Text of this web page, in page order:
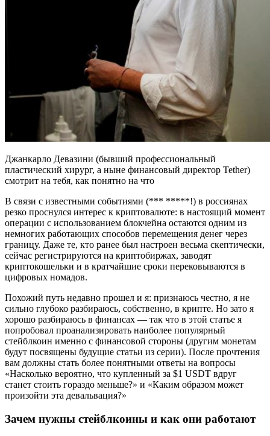
Джанкарло Девазини (бывший профессиональный
пластический хирург, а ныне финансовый директор Tether)
смотрит на тебя, как понятно на что
В связи с известными событиями (*** *****!) в россиянах
резко проснулся интерес к криптовалюте: в настоящий момент
операции с использованием блокчейна остаются одним из
немногих работающих способов перемещения денег через
границу. Даже те, кто ранее был настроен весьма скептически,
сейчас регистрируются на криптобиржах, заводят
криптокошельки и в кратчайшие сроки перековываются в
цифровых номадов.
Похожий путь недавно прошел и я: признаюсь честно, я не
сильно глубоко разбираюсь, собственно, в крипте. Но зато я
хорошо разбираюсь в финансах — так что в этой статье я
попробовал проанализировать наиболее популярный
стейблкоин именно с финансовой стороны (другим монетам
будут посвящены будущие статьи из серии). После прочтения
вам должны стать более понятными ответы на вопросы
«Насколько вероятно, что купленный за $1 USDT вдруг
станет стоить гораздо меньше?» и «Каким образом может
произойти эта девальвация?»
Зачем нужны стейблкоины и как они работают